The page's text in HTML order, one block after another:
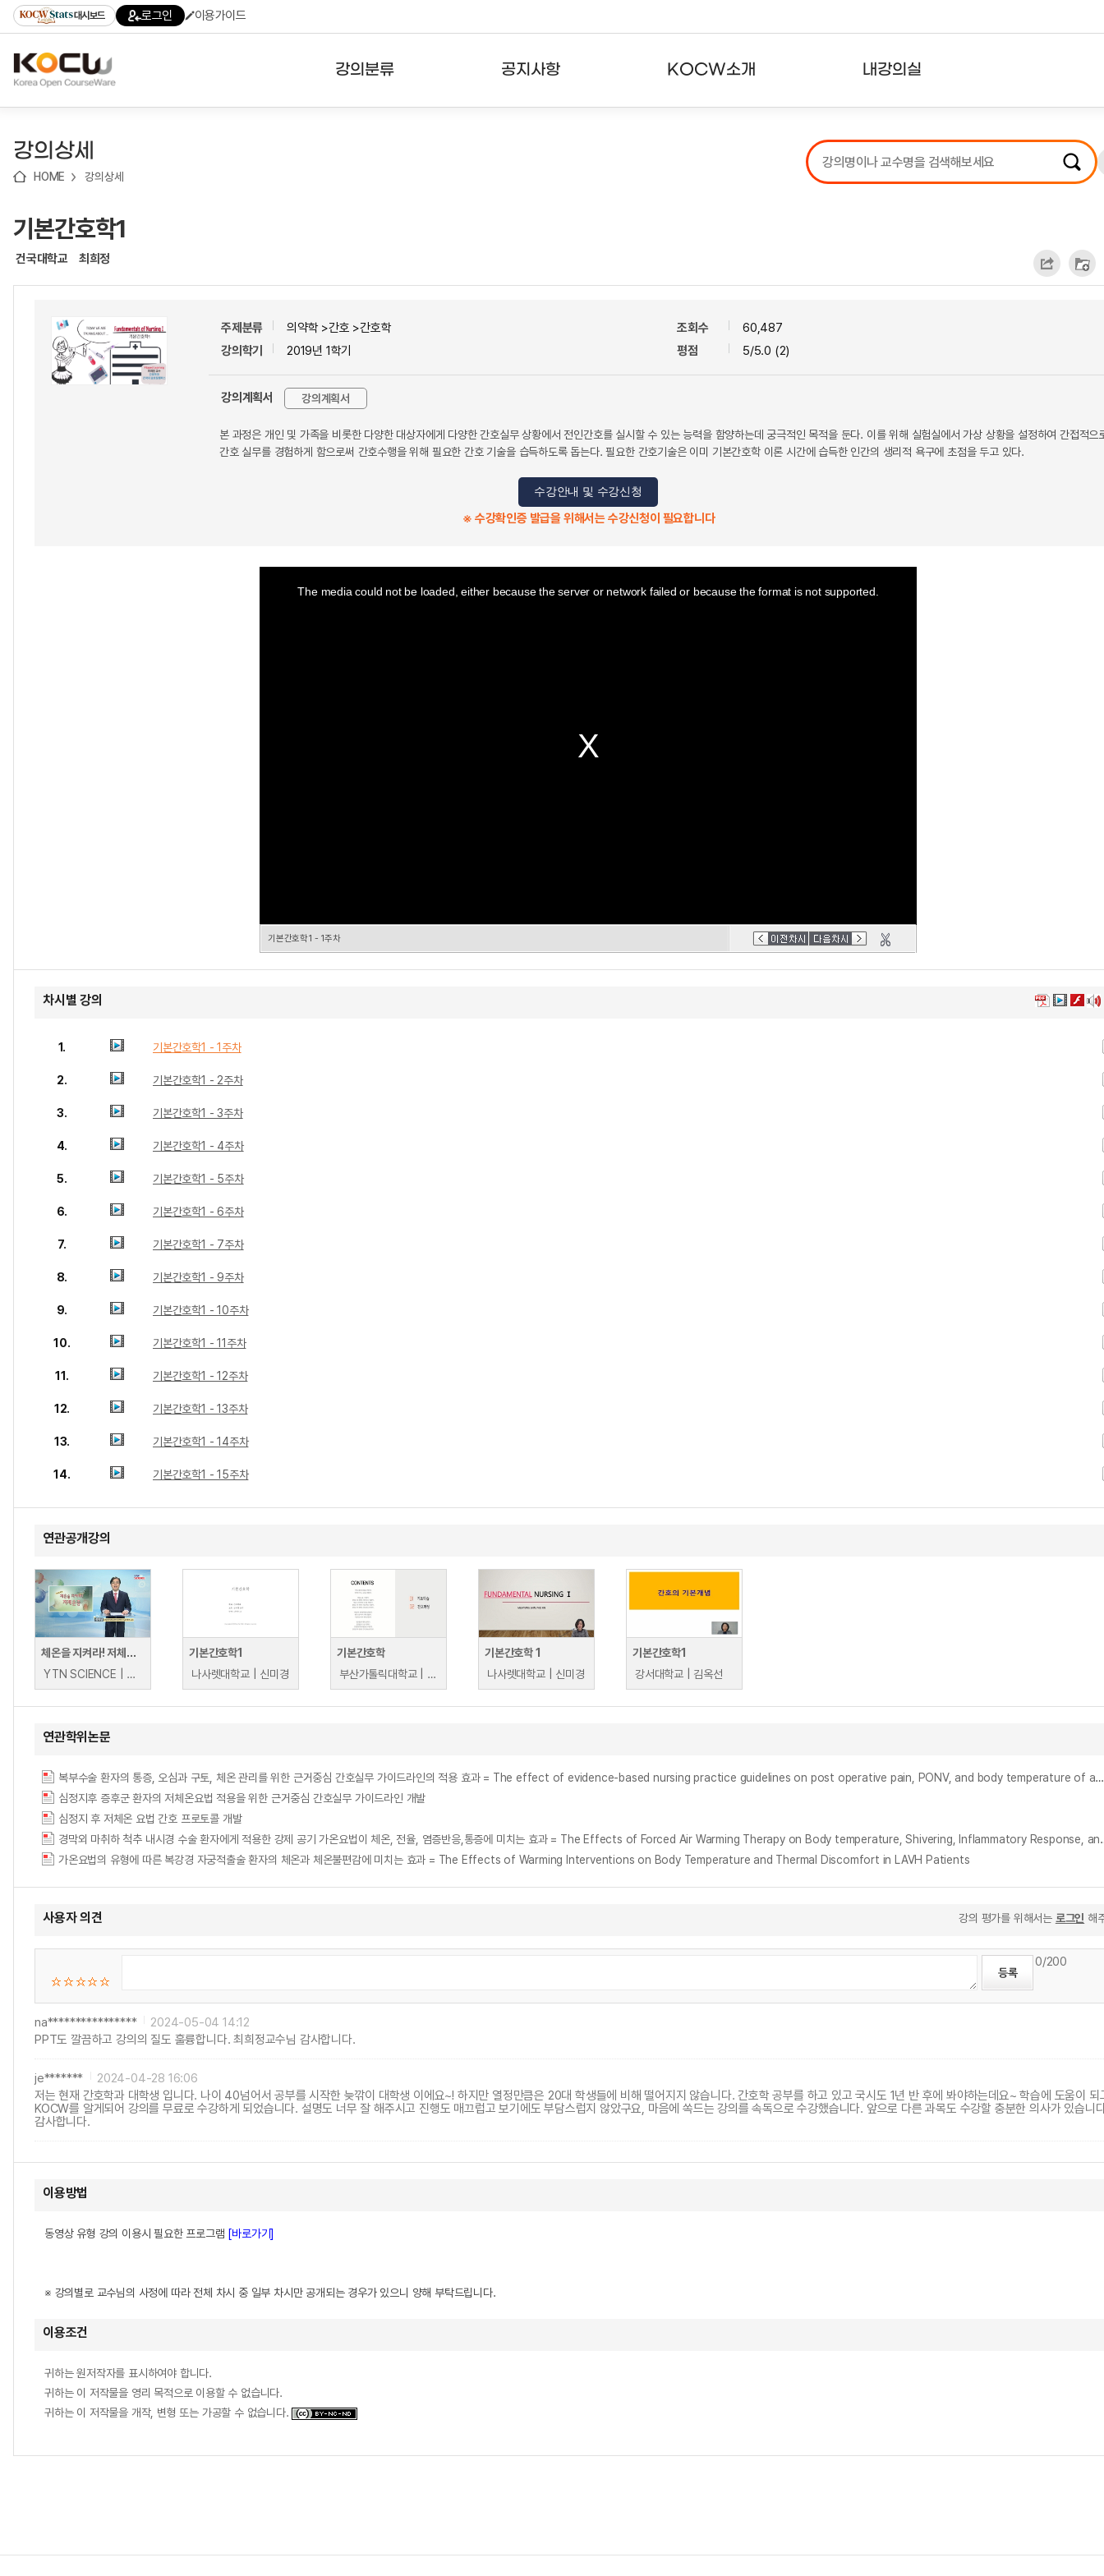
기
기
기
content)
가
대시보드 로그인 이용가이드
강의분류 공지사항 KOCW소개 내강의실
강의리스트
수강확인증강의
강의상세
HOME 강의상세
기본간호학1
건국대학교 최희정
주제분류
의약학 >간호 >간호학
강의학기
2019년 1학기
조회수
60,487
평점
5/5.0 (2)
강의계획서 강의계획서
본 과정은 개인 및 가족을 비롯한 다양한 대상자에게 다양한 간호실무 상황에서 전인간호를 실시할 수 있는 능력을 함양하는데 궁극적인 목적을 둔다. 이를 위해 실험실에서 가상 상황을 설정하여 간접적으
간호 실무를 경험하게 함으로써 간호수행을 위해 필요한 간호 기술을 습득하도록 돕는다. 필요한 간호기술은 이미 기본간호학 이론 시간에 습득한 인간의 생리적 욕구에 초점을 두고 있다.
수강안내 및 수강신청
※ 수강확인증 발급을 위해서는 수강신청이 필요합니다
The media could not be loaded, either because the server or network failed or because the format is not supported.
기본간호학1 - 1주차
차시별 강의
1. 기본간호학1 - 1주차
2. 기본간호학1 - 2주차
3. 기본간호학1 - 3주차
4. 기본간호학1 - 4주차
5. 기본간호학1 - 5주차
6. 기본간호학1 - 6주차
7. 기본간호학1 - 7주차
8. 기본간호학1 - 9주차
9. 기본간호학1 - 10주차
10. 기본간호학1 - 11주차
11. 기본간호학1 - 12주차
12. 기본간호학1 - 13주차
13. 기본간호학1 - 14주차
14. 기본간호학1 - 15주차
연관공개강의
체온을 지켜라! 저체온증
YTN SCIENCE | YTN SCIENCE
기본간호학1
나사렛대학교 | 신미경
기본간호학
부산가톨릭대학교 | 김정현
기본간호학 1
나사렛대학교 | 신미경
기본간호학1
강서대학교 | 김옥선
연관학위논문
복부수술 환자의 통증, 오심과 구토, 체온 관리를 위한 근거중심 간호실무 가이드라인의 적용 효과 = The effect of evidence-based nursing practice guidelines on post operative pain, PONV, and body temperature of abdominal surgery
심정지후 증후군 환자의 저체온요법 적용을 위한 근거중심 간호실무 가이드라인 개발
심정지 후 저체온 요법 간호 프로토콜 개발
경막외 마취하 척추 내시경 수술 환자에게 적용한 강제 공기 가온요법이
가온요법의 유형에 따른 복강경 자궁적출술 환자의 체온과 체온불편감에 미치는 효과 = The Effects of Warming Interventions on Body Temperature and Thermal Discomfort in LAVH Patients
사용자 의견 강의 평가를 위해서는 로그인 해
0/200
na****************
2024-05-04 14:12
PPT도 깔끔하고 강의의 질도 훌륭합니다. 최희정교수님 감사합니다.
je*******
2024-04-28 16:06
저는 현재 간호학과 대학생 입니다. 나이 40넘어서 공부를 시작한 늦깎이 대학생 이에요~! 하지만 열정만큼은 20대 학생들에 비해 떨어지지 않습니다. 간호학 공부를 하고 있고 국시도 1년 반 후에 봐야하는데요~ 학습에 도움이 되
KOCW를 알게되어 강의를 무료로 수강하게 되었습니다. 설명도 너무 잘 해주시고 진행도 매끄럽고 보기에도 부담스럽지 않았구요, 마음에 쏙드는 강의를 속독으로 수강했습니다. 앞으로 다른 과목도 수강할 충분한 의사가 있습니
감사합니다.
이용방법
동영상 유형 강의 이용시 필요한 프로그램 [바로가기]
※ 강의별로 교수님의 사정에 따라 전체 차시 중 일부 차시만 공개되는 경우가 있으니 양해 부탁드립니다.
이용조건
귀하는 원저작자를 표시하여야 합니다.
귀하는 이 저작물을 영리 목적으로 이용할 수 없습니다.
귀하는 이 저작물을 개작, 변형 또는 가공할 수 없습니다.